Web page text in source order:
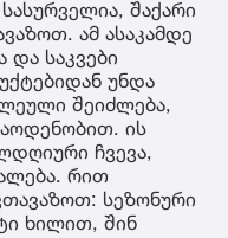
შაქარი
ამ ასაკამდე
და საკვები
უნდა
შეიძლება,
ის
ჩვევა,
რით
სეზონური
ხილით, შინ